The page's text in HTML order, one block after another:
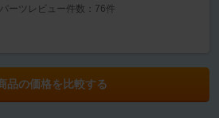
パーツレビュー件数：76件
品の価格を比較する